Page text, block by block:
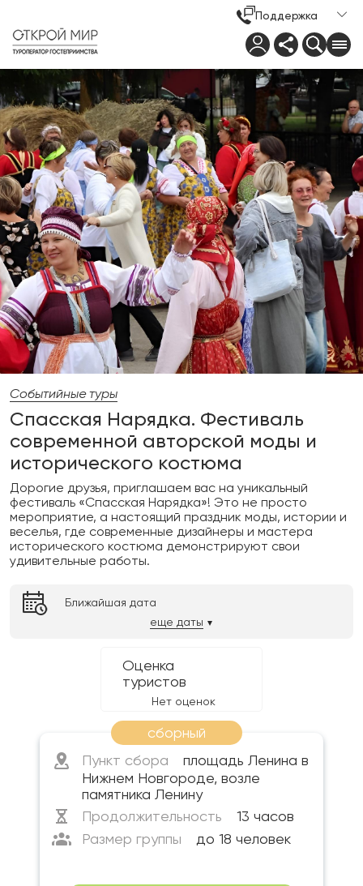
Поддержка
Событийные туры
Спасская Нарядка. Фестиваль
современной авторской моды и
исторического костюма
Дорогие друзья, приглашаем вас на уникальный
фестиваль «Спасская Нарядка»! Это не просто
мероприятие, а настоящий праздник моды, истории и
веселья, где современные дизайнеры и мастера
исторического костюма демонстрируют свои
удивительные работы.
Ближайшая дата
еще даты
Оценка
туристов
Нет оценок
сборный
Пункт сбора
площадь Ленина в
Нижнем Новгороде, возле
памятника Ленину
Продолжительность
13 часов
Размер группы
до 18 человек